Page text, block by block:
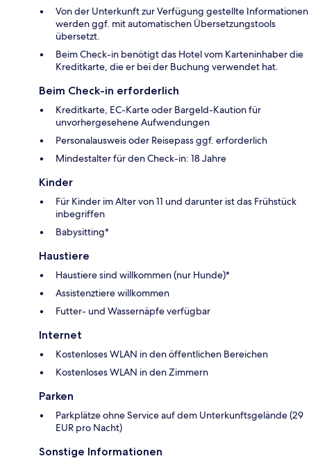
Von der Unterkunft zur Verfügung gestellte Informationen
werden ggf. mit automatischen Übersetzungstools
übersetzt.
Beim Check-in benötigt das Hotel vom Karteninhaber die
Kreditkarte, die er bei der Buchung verwendet hat.
Beim Check-in erforderlich
Kreditkarte, EC-Karte oder Bargeld-Kaution für
unvorhergesehene Aufwendungen
Personalausweis oder Reisepass ggf. erforderlich
Mindestalter für den Check-in: 18 Jahre
Kinder
Für Kinder im Alter von 11 und darunter ist das Frühstück
inbegriffen
Babysitting*
Haustiere
Haustiere sind willkommen (nur Hunde)*
Assistenztiere willkommen
Futter- und Wassernäpfe verfügbar
Internet
Kostenloses WLAN in den öffentlichen Bereichen
Kostenloses WLAN in den Zimmern
Parken
Parkplätze ohne Service auf dem Unterkunftsgelände (29
EUR pro Nacht)
Sonstige Informationen